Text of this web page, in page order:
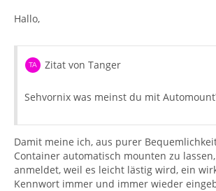
Hallo,
Zitat von Tanger
Sehvornix was meinst du mit
Damit meine ich, aus purer
Container automatisch mounten zu
anmeldet, weil es leicht lästig wird, ein
Kennwort immer und immer wieder